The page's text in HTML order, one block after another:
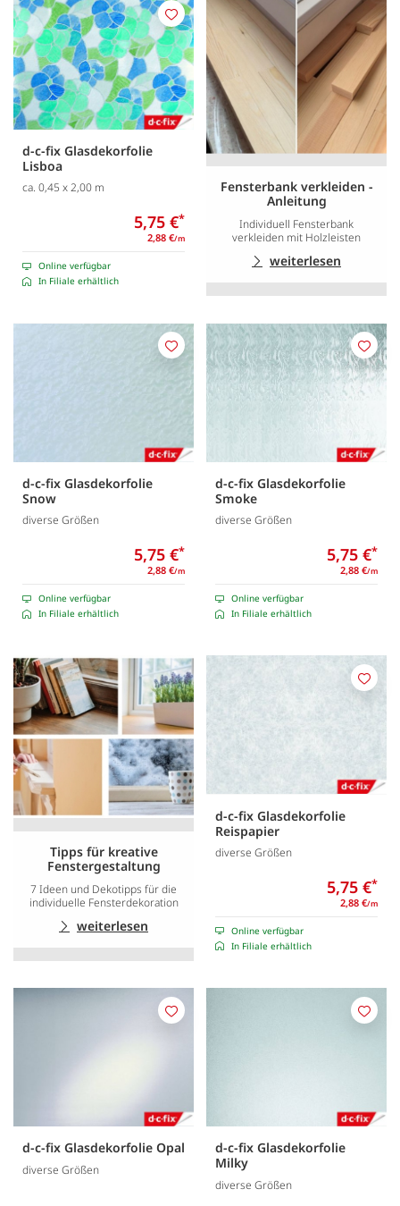
d-c-fix Glasdekorfolie
Lisboa
ca. 0,45 x 2,00 m
5,75 €*
2,88 €/m
Online verfügbar
In Filiale erhältlich
Merken
Fensterbank verkleiden -
Anleitung
Individuell Fensterbank
verkleiden mit Holzleisten
weiterlesen
d-c-fix Glasdekorfolie
Snow
diverse Größen
5,75 €*
2,88 €/m
Online verfügbar
In Filiale erhältlich
Merken
d-c-fix Glasdekorfolie
Smoke
diverse Größen
5,75 €*
2,88 €/m
Online verfügbar
In Filiale erhältlich
Tipps für kreative
Fenstergestaltung
7 Ideen und Dekotipps für die
individuelle Fensterdekoration
weiterlesen
d-c-fix Glasdekorfolie
Reispapier
diverse Größen
5,75 €*
2,88 €/m
Online verfügbar
In Filiale erhältlich
d-c-fix Glasdekorfolie Opal
diverse Größen
Merken
d-c-fix Glasdekorfolie
Milky
diverse Größen